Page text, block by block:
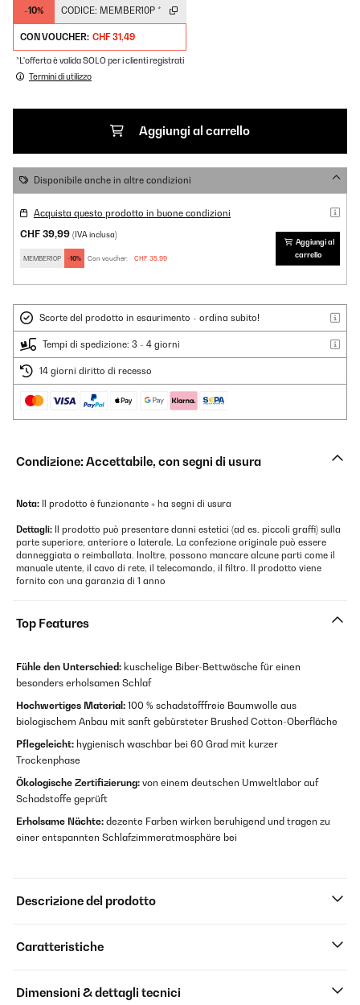
-10% CODICE: MEMBER10P *
CON VOUCHER: CHF 31,49
*L'offerta è valida SOLO per i clienti registrati
Termini di utilizzo
Aggiungi al carrello
Disponibile anche in altre condizioni
Acquista questo prodotto in buone condizioni
CHF 39,99 (IVA inclusa)
MEMBER10P -10% Con voucher: CHF 35,99
Aggiungi al
carrello
Scorte del prodotto in esaurimento - ordina subito!
Tempi di spedizione: 3 - 4 giorni
14 giorni diritto di recesso
Condizione: Accettabile, con segni di usura
Nota: Il prodotto è funzionante + ha segni di usura
Dettagli: Il prodotto può presentare danni estetici (ad es. piccoli graffi) sulla
parte superiore, anteriore o laterale. La confezione originale può essere
danneggiata o reimballata. Inoltre, possono mancare alcune parti come il
manuale utente, il cavo di rete, il telecomando, il filtro. Il prodotto viene
fornito con una garanzia di 1 anno
Top Features
Fühle den Unterschied: kuschelige Biber-Bettwäsche für einen
besonders erholsamen Schlaf
Hochwertiges Material: 100 % schadstofffreie Baumwolle aus
biologischem Anbau mit sanft gebürsteter Brushed Cotton-Oberfläche
Pflegeleicht: hygienisch waschbar bei 60 Grad mit kurzer
Trockenphase
Ökologische Zertifizierung: von einem deutschen Umweltlabor auf
Schadstoffe geprüft
Erholsame Nächte: dezente Farben wirken beruhigend und tragen zu
einer entspannten Schlafzimmeratmosphäre bei
Descrizione del prodotto
Caratteristiche
Dimensioni & dettagli tecnici